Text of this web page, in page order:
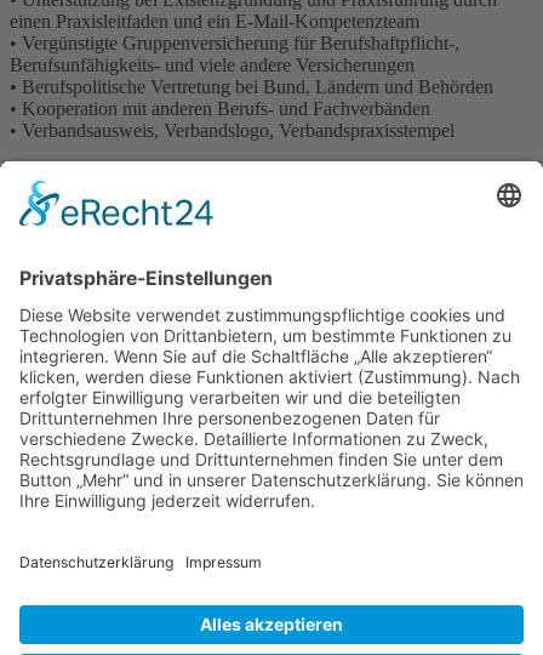
einen Praxisleitfaden und ein E-Mail-Kompetenzteam
• Vergünstigte Gruppenversicherung für Berufshaftpflicht-,
Berufsunfähigkeits- und viele andere Versicherungen
• Berufspolitische Vertretung bei Bund, Ländern und Behörden
• Kooperation mit anderen Berufs- und Fachverbänden
• Verbandsausweis, Verbandslogo, Verbandspraxisstempel
Mitgliedsbeitrag beträgt für Kollegen in Ausbildung nur 75,- Euro
im Jahr und wird in voller Höhe auf Fortbildungsseminare
Zur Homepage des Verbands >
Mitmach-Redaktion
Fachverbände
Heilpraktiker Deutschland
Heilpraktiker Schweiz
Osteopathie
Tierheilpraktiker Schweiz
Bücher und Zeitschriften
Paracelsus Magazin